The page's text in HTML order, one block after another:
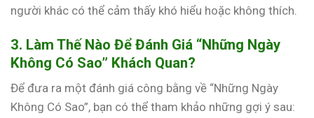
người khác có thể cảm thấy khó hiểu hoặc không thích.
3. Làm Thế Nào Để Đánh Giá “Những Ngày
Không Có Sao” Khách Quan?
Để đưa ra một đánh giá công bằng về “Những Ngày
Không Có Sao”, bạn có thể tham khảo những gợi ý sau: